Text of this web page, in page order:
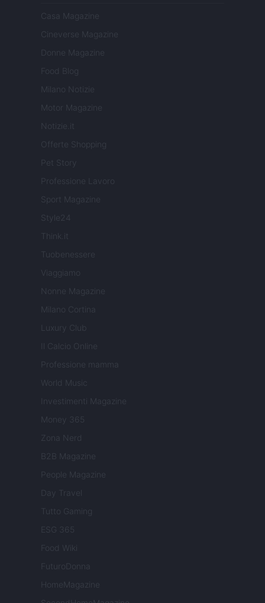
Casa Magazine
Cineverse Magazine
Donne Magazine
Food Blog
Milano Notizie
Motor Magazine
Notizie.it
Offerte Shopping
Pet Story
Professione Lavoro
Sport Magazine
Style24
Think.it
Tuobenessere
Viaggiamo
Nonne Magazine
Milano Cortina
Luxury Club
Il Calcio Online
Professione mamma
World Music
Investimenti Magazine
Money 365
Zona Nerd
B2B Magazine
People Magazine
Day Travel
Tutto Gaming
ESG 365
Food Wiki
FuturoDonna
HomeMagazine